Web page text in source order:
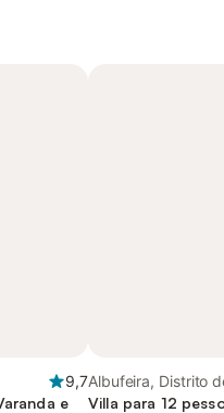
9,7
e
Albufeira, Distrito
Villa para 12